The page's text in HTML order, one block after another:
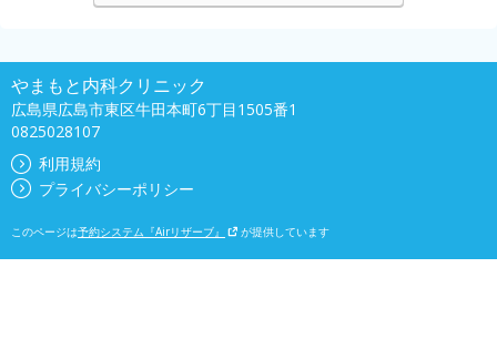
やまもと内科クリニック
広島県広島市東区牛田本町6丁目1505番1
0825028107
利用規約
プライバシーポリシー
このページは予約システム『Airリザーブ』 が提供しています